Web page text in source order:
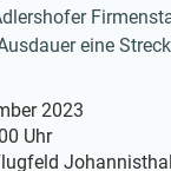
eine
2023
Uhr